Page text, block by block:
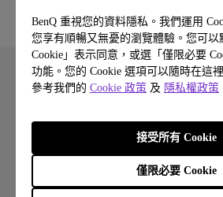
BenQ 重視您的資料隱私。我們運用
您享有順暢又無憂的瀏覽體驗。您可以
Cookie」表示同意，或選「僅限必要
功能。您的 Cookie 選項可以隨時在這
參考我們的 Cookie 政策 及 隱私權政策
僅限必要 Cookie
接受所有 Cookie
Copyright © 2026 BenQ. All rights reserved.
Cookie 政策